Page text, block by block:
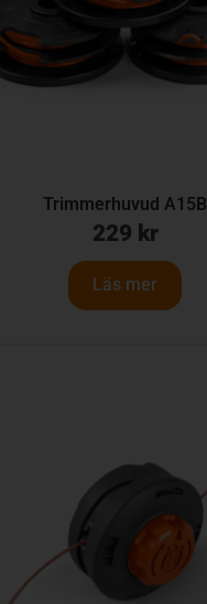
Trimmerhuvud A15B
229 kr
Läs mer